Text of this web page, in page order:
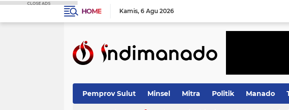
HOME Kamis 6 Agu 2026
Pemprov Sulut Minsel Mitra Politik Manado
CLOSE ADS